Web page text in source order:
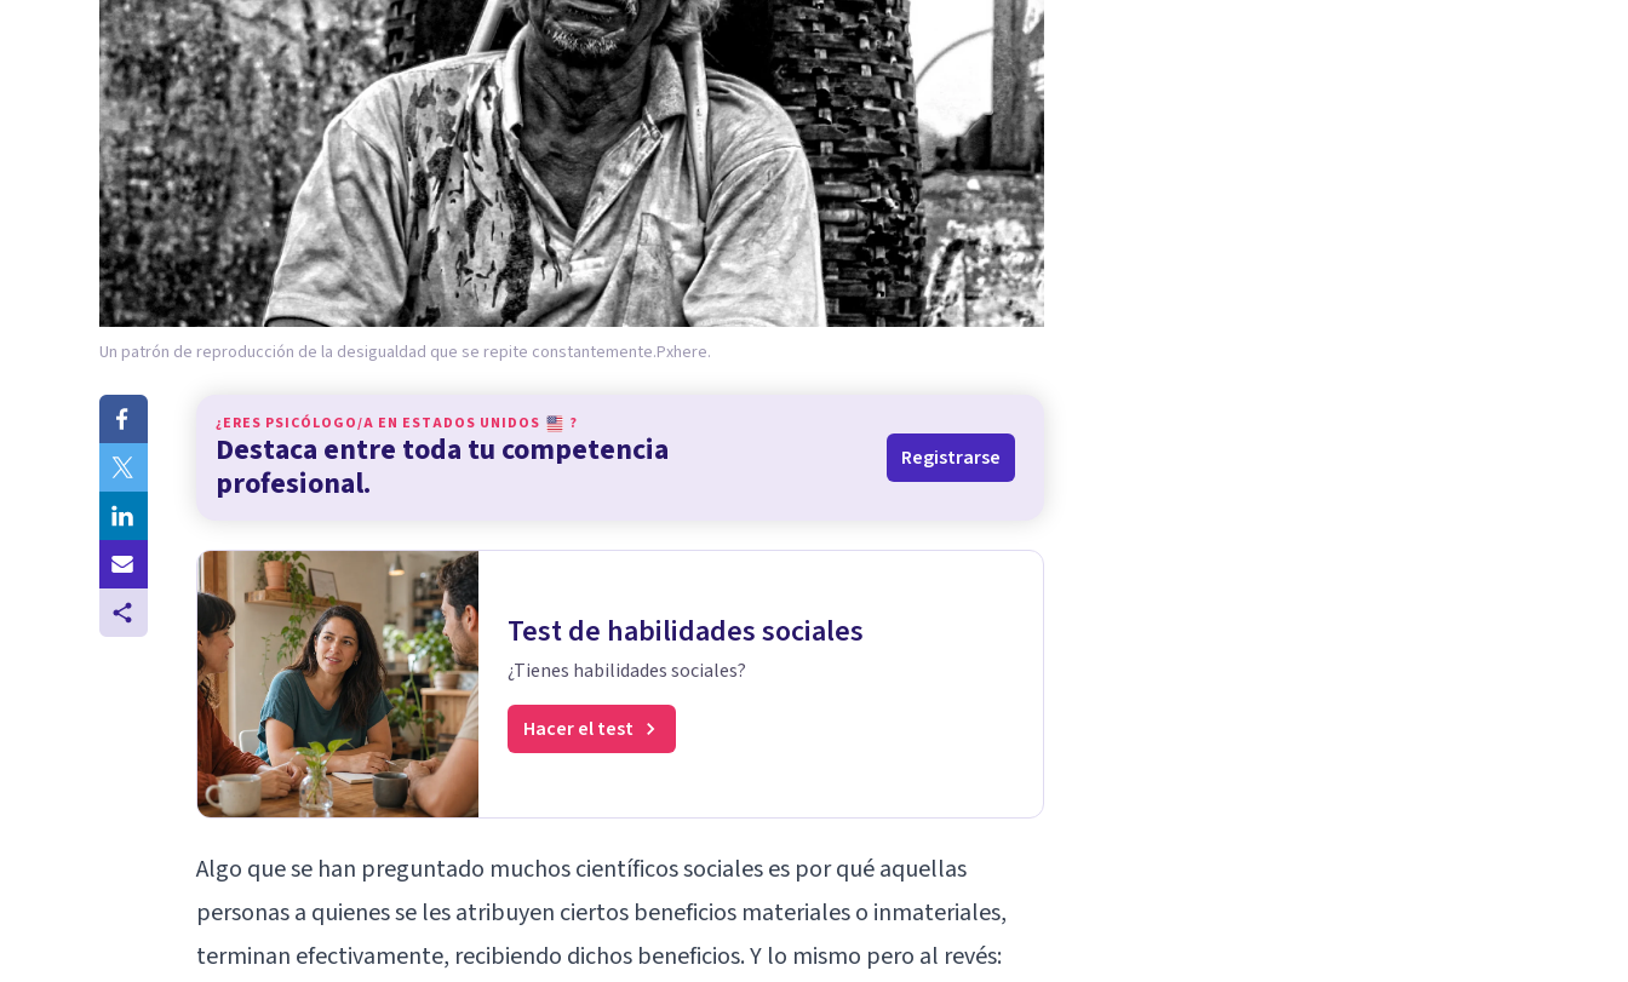
Un patrón de reproducción de la desigualdad que se repite constantemente.Pxhere.
¿ERES PSICÓLOGO/A EN ESTADOS UNIDOS ?
Destaca entre toda tu competencia
profesional.
Registrarse
Test de habilidades sociales
¿Tienes habilidades sociales?
Hacer el test
Algo que se han preguntado muchos científicos sociales es por qué aquellas
personas a quienes se les atribuyen ciertos beneficios materiales o inmateriales,
terminan efectivamente, recibiendo dichos beneficios. Y lo mismo pero al revés: